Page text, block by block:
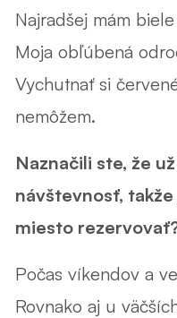
Najradšej mám
Moja obľúbená
Vychutnať si
nemôžem.
Naznačili ste, že
návštevnosť,
miesto
Počas víkendov a
Rovnako aj u